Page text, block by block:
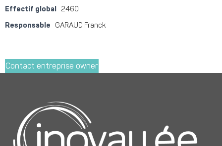
Effectif global 2460
Responsable GARAUD Franck
Contact entreprise owner